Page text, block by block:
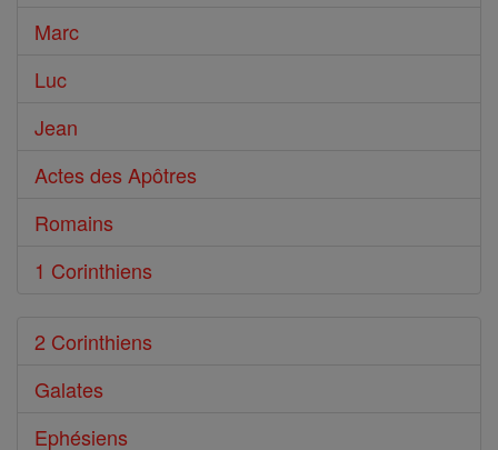
Marc
Luc
Jean
Actes des Apôtres
Romains
1 Corinthiens
2 Corinthiens
Galates
Ephésiens